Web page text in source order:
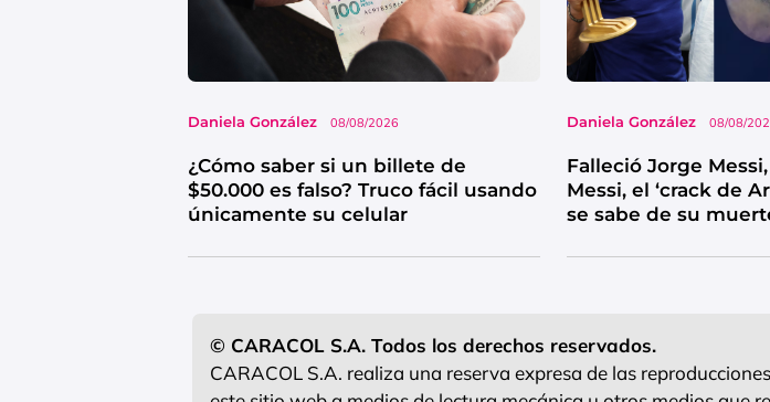
Daniela González 08/08/2026
¿Cómo saber si un billete de
$50.000 es falso? Truco fácil usando
únicamente su celular
Daniela González 08/08/
Falleció Jorge
Messi, el ‘crack de
se sabe de su
© CARACOL S.A. Todos los derechos reservados.
CARACOL S.A. realiza una reserva expresa de las